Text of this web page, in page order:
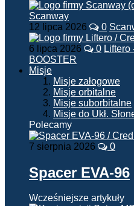
12 lipca 2026 0
6 lipca 2026 0 Liftero
BOOSTER
Misje
Misje załogowe
Misje orbitalne
Misje suborbitalne
Misje do Ukł.
Polecamy
7 sierpnia 2026 0
Spacer EVA-96
Wcześniejsze artykuły